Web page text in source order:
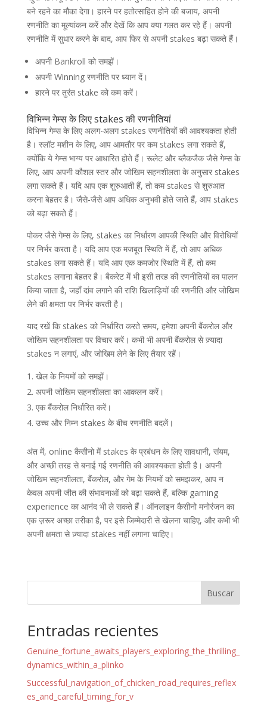
बने रहने का मौका देगा। हारने पर हतोत्साहित होने की बजाय, अपनी
रणनीति का मूल्यांकन करें और देखें कि आप क्या गलत कर रहे हैं। अपनी
रणनीति में सुधार करने के बाद, आप फिर से अपनी stakes बढ़ा सकते हैं।
अपनी Bankroll को समझें।
अपनी Winning रणनीति पर ध्यान दें।
हारने पर तुरंत stake को कम करें।
विभिन्न गेम्स के लिए stakes की रणनीतियां
विभिन्न गेम्स के लिए अलग-अलग stakes रणनीतियों की आवश्यकता होती
है। स्लॉट मशीन के लिए, आप आमतौर पर कम stakes लगा सकते हैं,
क्योंकि ये गेम्स भाग्य पर आधारित होते हैं। रूलेट और ब्लैकजैक जैसे गेम्स के
लिए, आप अपनी कौशल स्तर और जोखिम सहनशीलता के अनुसार stakes
लगा सकते हैं। यदि आप एक शुरुआती हैं, तो कम stakes से शुरुआत
करना बेहतर है। जैसे-जैसे आप अधिक अनुभवी होते जाते हैं, आप stakes
को बढ़ा सकते हैं।
पोकर जैसे गेम्स के लिए, stakes का निर्धारण आपकी स्थिति और विरोधियों
पर निर्भर करता है। यदि आप एक मजबूत स्थिति में हैं, तो आप अधिक
stakes लगा सकते हैं। यदि आप एक कमजोर स्थिति में हैं, तो कम
stakes लगाना बेहतर है। बैकरेट में भी इसी तरह की रणनीतियों का पालन
किया जाता है, जहाँ दांव लगाने की राशि खिलाड़ियों की रणनीति और जोखिम
लेने की क्षमता पर निर्भर करती है।
याद रखें कि stakes को निर्धारित करते समय, हमेशा अपनी बैंकरोल और
जोखिम सहनशीलता पर विचार करें। कभी भी अपनी बैंकरोल से ज़्यादा
stakes न लगाएं, और जोखिम लेने के लिए तैयार रहें।
खेल के नियमों को समझें।
अपनी जोखिम सहनशीलता का आकलन करें।
एक बैंकरोल निर्धारित करें।
उच्च और निम्न stakes के बीच रणनीति बदलें।
अंत में, online कैसीनो में stakes के प्रबंधन के लिए सावधानी, संयम,
और अच्छी तरह से बनाई गई रणनीति की आवश्यकता होती है। अपनी
जोखिम सहनशीलता, बैंकरोल, और गेम के नियमों को समझकर, आप न
केवल अपनी जीत की संभावनाओं को बढ़ा सकते हैं, बल्कि gaming
experience का आनंद भी ले सकते हैं। ऑनलाइन कैसीनो मनोरंजन का
एक ज़रूर अच्छा तरीका है, पर इसे जिम्मेदारी से खेलना चाहिए, और कभी भी
अपनी क्षमता से ज़्यादा stakes नहीं लगाना चाहिए।
Buscar
Entradas recientes
Genuine_fortune_awaits_players_exploring_the_thrilling_
dynamics_within_a_plinko
Successful_navigation_of_chicken_road_requires_reflex
es_and_careful_timing_for_v